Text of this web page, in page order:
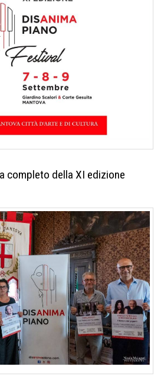
completo della XI edizione